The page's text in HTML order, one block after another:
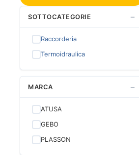
SOTTOCATEGORIE −
Raccorderia
Termoidraulica
MARCA −
ATUSA
GEBO
PLASSON